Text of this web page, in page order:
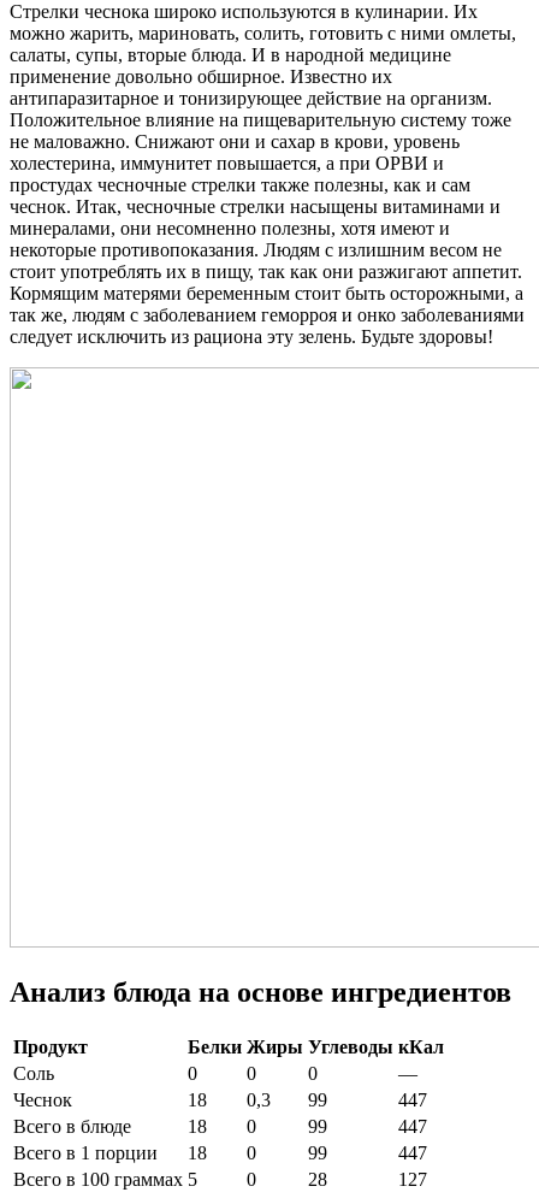
Стрелки чеснока широко используются в кулинарии. Их
можно жарить, мариновать, солить, готовить с ними омлеты,
салаты, супы, вторые блюда. И в народной медицине
применение довольно обширное. Известно их
антипаразитарное и тонизирующее действие на организм.
Положительное влияние на пищеварительную систему тоже
не маловажно. Снижают они и сахар в крови, уровень
холестерина, иммунитет повышается, а при ОРВИ и
простудах чесночные стрелки также полезны, как и сам
чеснок. Итак, чесночные стрелки насыщены витаминами и
минералами, они несомненно полезны, хотя имеют и
некоторые противопоказания. Людям с излишним весом не
стоит употреблять их в пищу, так как они разжигают аппетит.
Кормящим матерями беременным стоит быть осторожными, а
так же, людям с заболеванием геморроя и онко заболеваниями
следует исключить из рациона эту зелень. Будьте здоровы!
Анализ блюда на основе ингредиентов
Продукт Белки Жиры Углеводы кКал
Соль
0 0 0
—
Чеснок
18 0,3 99
447
Всего в блюде
18 0 99
447
Всего в 1 порции
18 0 99
447
Всего в 100 граммах 5 0 28 127